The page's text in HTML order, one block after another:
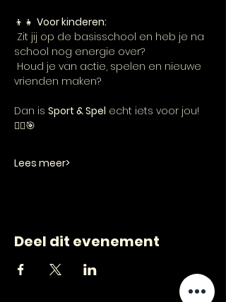
👦👧 Voor kinderen:
school nog energie over?
vrienden maken?
Dan is Sport & Spel echt iets voor jou!
🏃‍♂️🎯
Lees meer>
Deel dit evenement